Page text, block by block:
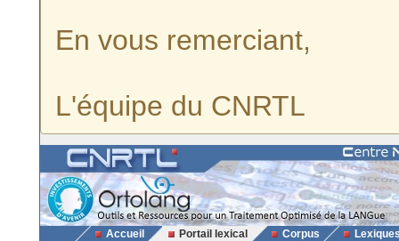
En vous remerciant,
L'équipe du CNRTL
Accueil Portail lexical Corpus